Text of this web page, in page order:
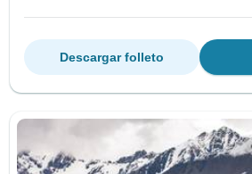
Descargar folleto